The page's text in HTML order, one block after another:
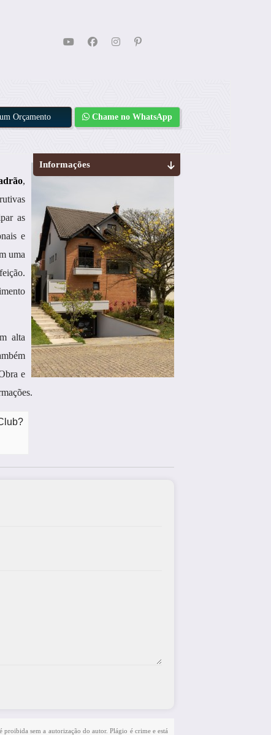
Orçamento Chame no WhatsApp
,
as
e
uma
alta
e
sem a autorização do autor. Plágio é crime e está
Informações